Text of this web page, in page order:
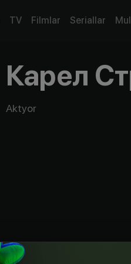
TV Filmlar Seriallar
Карел
Aktyor